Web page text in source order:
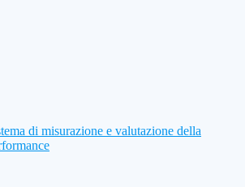
di misurazione e valutazione della